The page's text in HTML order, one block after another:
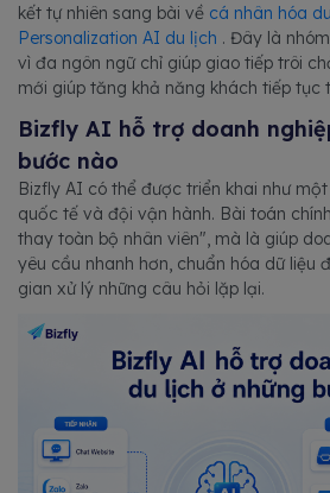
kết tự nhiên sang bài về cá nhân hóa
Personalization AI du lịch . Đây là
vì đa ngôn ngữ chỉ giúp giao tiếp trôi
mới giúp tăng khả năng khách tiếp
Bizfly AI hỗ trợ doanh
bước nào
Bizfly AI có thể được triển khai như
quốc tế và đội vận hành. Bài toán
thay toàn bộ nhân viên", mà là giúp
yêu cầu nhanh hơn, chuẩn hóa dữ liệu
gian xử lý những câu hỏi lặp lại.